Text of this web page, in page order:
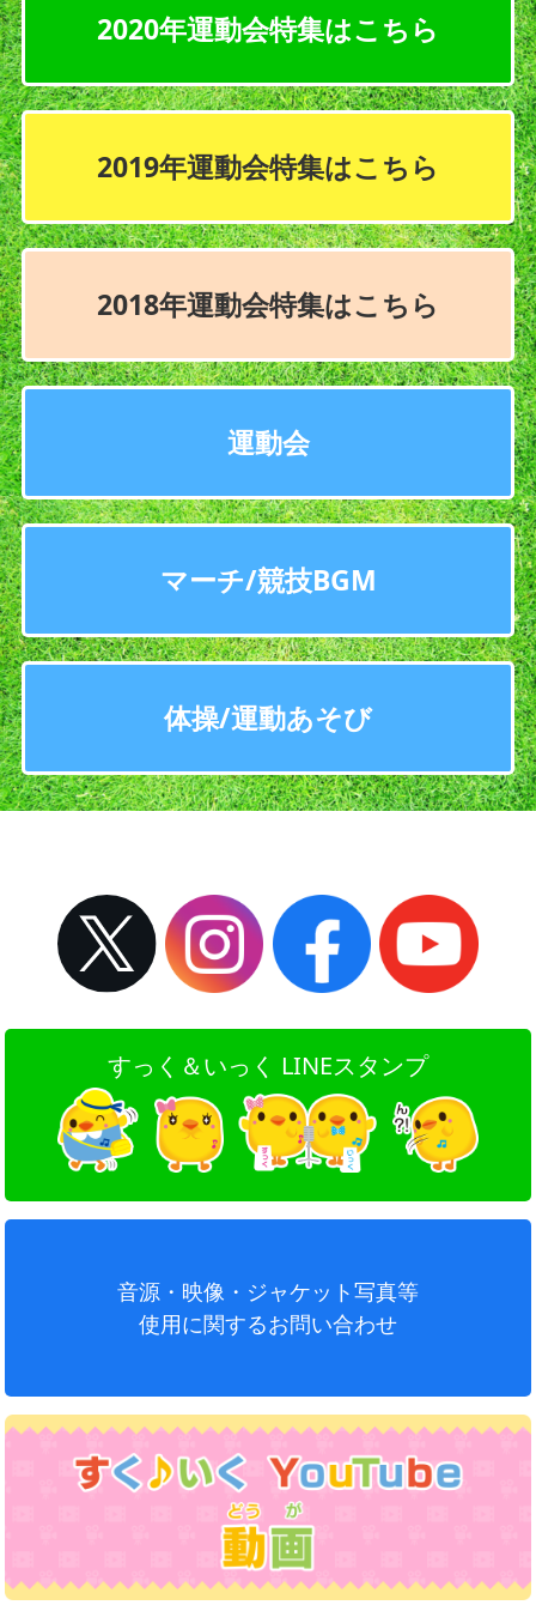
2020年運動会特集はこちら
2019年運動会特集はこちら
2018年運動会特集はこちら
運動会
マーチ/競技BGM
体操/運動あそび
すっく＆いっく LINEスタンプ
音源・映像・ジャケット写真等
使用に関するお問い合わせ